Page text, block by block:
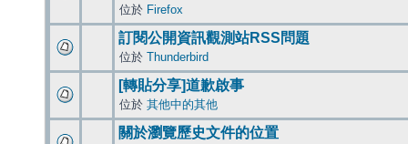
位於 Firefox
訂閱公開資訊觀測站RSS問題
位於 Thunderbird
[轉貼分享]道歉啟事
位於 其他中的其他
關於瀏覽歷史文件的位置